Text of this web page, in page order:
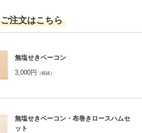
ご注文はこちら
無塩せきベーコン
3,000円
（税抜）
無塩せきベーコン・布巻きロースハムセ
ット